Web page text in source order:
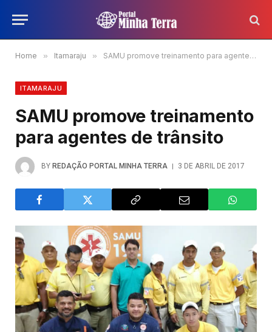
Home » Itamaraju » SAMU promove treinamento para agentes de trânsito
ITAMARAJU
SAMU promove treinamento
para agentes de trânsito
BY REDAÇÃO PORTAL MINHA TERRA 3 DE ABRIL DE 2017